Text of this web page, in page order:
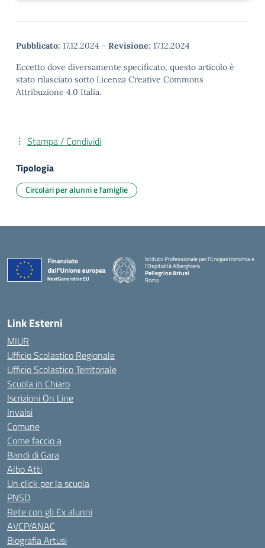
Pubblicato: 17.12.2024 - Revisione: 17.12.2024
Eccetto dove diversamente specificato, questo articolo è
stato rilasciato sotto Licenza Creative Commons
Attribuzione 4.0 Italia.
Stampa / Condividi
Tipologia
Circolari per alunni e famiglie
Istituto Professionale per l'Enogastronomia e
l'Ospitalità Alberghiera
Pellegrino Artusi
Roma
Link Esterni
MIUR
Ufficio Scolastico Regionale
Ufficio Scolastico Territoriale
Scuola in Chiaro
Iscrizioni On Line
Invalsi
Comune
Come faccio a
Bandi di Gara
Albo Atti
Un click per la scuola
PNSD
Rete con gli Ex alunni
AVCP/ANAC
Biografia Artusi